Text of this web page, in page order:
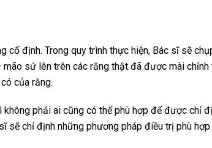
cố định. Trong quy trình thực hiện, Bác sĩ sẽ
sứ lên trên các răng thật đã được mài
của răng.
phải ai cũng có thể phù hợp để được chỉ
sẽ chỉ định những phương pháp điều trị phù hợp.